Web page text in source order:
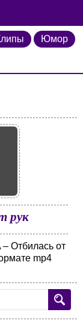
Юмор
рук
Отбилась от
mp4